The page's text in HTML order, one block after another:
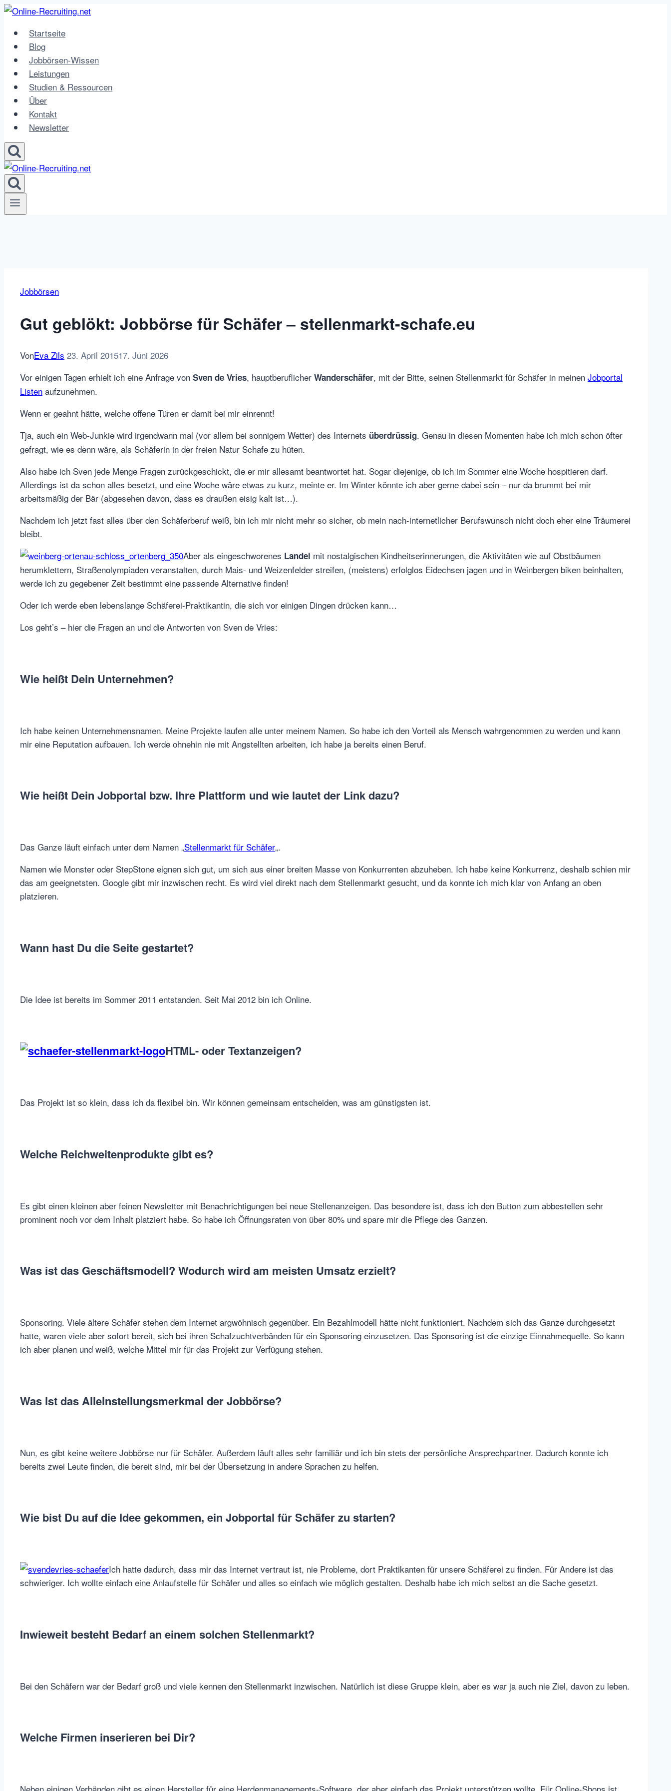
Zum
springenStartseite
Blog
Jobbörsen-Wissen
Leistungen
Studien & Ressourcen
Über
Kontakt
Newsletter
Jobbörsen
Gut geblökt: Jobbörse für Schäfer – stellenmarkt-schafe.eu
VonEva Zils 23. April 201517. Juni 2026
Vor einigen Tagen erhielt ich eine Anfrage von Sven de Vries, hauptberuflicher Wanderschäfer, mit der Bitte, seinen Stellenmarkt für Schäfer in meinen Jobportal
Listen aufzunehmen.
Wenn er geahnt hätte, welche offene Türen er damit bei mir einrennt!
Tja, auch ein Web-Junkie wird irgendwann mal (vor allem bei sonnigem Wetter) des Internets überdrüssig. Genau in diesen Momenten habe ich mich schon öfter
gefragt, wie es denn wäre, als Schäferin in der freien Natur Schafe zu hüten.
Also habe ich Sven jede Menge Fragen zurückgeschickt, die er mir allesamt beantwortet hat. Sogar diejenige, ob ich im Sommer eine Woche hospitieren darf.
Allerdings ist da schon alles besetzt, und eine Woche wäre etwas zu kurz, meinte er. Im Winter könnte ich aber gerne dabei sein – nur da brummt bei mir
arbeitsmäßig der Bär (abgesehen davon, dass es draußen eisig kalt ist…).
Nachdem ich jetzt fast alles über den Schäferberuf weiß, bin ich mir nicht mehr so sicher, ob mein nach-internetlicher Berufswunsch nicht doch eher eine Träumerei
bleibt.
Aber als eingeschworenes Landei mit nostalgischen Kindheitserinnerungen, die Aktivitäten wie auf Obstbäumen
herumklettern, Straßenolympiaden veranstalten, durch Mais- und Weizenfelder streifen, (meistens) erfolglos Eidechsen jagen und in Weinbergen biken beinhalten,
werde ich zu gegebener Zeit bestimmt eine passende Alternative finden!
Oder ich werde eben lebenslange Schäferei-Praktikantin, die sich vor einigen Dingen drücken kann…
Los geht’s – hier die Fragen an und die Antworten von Sven de Vries:
Wie heißt Dein Unternehmen?
Ich habe keinen Unternehmensnamen. Meine Projekte laufen alle unter meinem Namen. So habe ich den Vorteil als Mensch wahrgenommen zu werden und kann
mir eine Reputation aufbauen. Ich werde ohnehin nie mit Angstellten arbeiten, ich habe ja bereits einen Beruf.
Wie heißt Dein Jobportal bzw. Ihre Plattform und wie lautet der Link dazu?
Das Ganze läuft einfach unter dem Namen „Stellenmarkt für Schäfer„.
Namen wie Monster oder StepStone eignen sich gut, um sich aus einer breiten Masse von Konkurrenten abzuheben. Ich habe keine Konkurrenz, deshalb schien mir
das am geeignetsten. Google gibt mir inzwischen recht. Es wird viel direkt nach dem Stellenmarkt gesucht, und da konnte ich mich klar von Anfang an oben
platzieren.
Wann hast Du die Seite gestartet?
Die Idee ist bereits im Sommer 2011 entstanden. Seit Mai 2012 bin ich Online.
HTML- oder Textanzeigen?
Das Projekt ist so klein, dass ich da flexibel bin. Wir können gemeinsam entscheiden, was am günstigsten ist.
Welche Reichweitenprodukte gibt es?
Es gibt einen kleinen aber feinen Newsletter mit Benachrichtigungen bei neue Stellenanzeigen. Das besondere ist, dass ich den Button zum abbestellen sehr
prominent noch vor dem Inhalt platziert habe. So habe ich Öffnungsraten von über 80% und spare mir die Pflege des Ganzen.
Was ist das Geschäftsmodell? Wodurch wird am meisten Umsatz erzielt?
Sponsoring. Viele ältere Schäfer stehen dem Internet argwöhnisch gegenüber. Ein Bezahlmodell hätte nicht funktioniert. Nachdem sich das Ganze durchgesetzt
hatte, waren viele aber sofort bereit, sich bei ihren Schafzuchtverbänden für ein Sponsoring einzusetzen. Das Sponsoring ist die einzige Einnahmequelle. So kann
ich aber planen und weiß, welche Mittel mir für das Projekt zur Verfügung stehen.
Was ist das Alleinstellungsmerkmal der Jobbörse?
Nun, es gibt keine weitere Jobbörse nur für Schäfer. Außerdem läuft alles sehr familiär und ich bin stets der persönliche Ansprechpartner. Dadurch konnte ich
bereits zwei Leute finden, die bereit sind, mir bei der Übersetzung in andere Sprachen zu helfen.
Wie bist Du auf die Idee gekommen, ein Jobportal für Schäfer zu starten?
Ich hatte dadurch, dass mir das Internet vertraut ist, nie Probleme, dort Praktikanten für unsere Schäferei zu finden. Für Andere ist das
schwieriger. Ich wollte einfach eine Anlaufstelle für Schäfer und alles so einfach wie möglich gestalten. Deshalb habe ich mich selbst an die Sache gesetzt.
Inwieweit besteht Bedarf an einem solchen Stellenmarkt?
Bei den Schäfern war der Bedarf groß und viele kennen den Stellenmarkt inzwischen. Natürlich ist diese Gruppe klein, aber es war ja auch nie Ziel, davon zu leben.
Welche Firmen inserieren bei Dir?